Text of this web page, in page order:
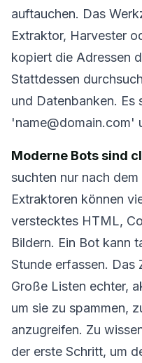
Kopieren
Ausgewählte
Nächste
ABSENDER
Warten auf
auftauchen. Das
Extraktor, Harvester
kopiert die Adressen
Stattdessen
und Datenbanken. Es
'name@domain.com'
Moderne Bots sind
suchten nur nach
Extraktoren können
verstecktes HTML,
Bildern. Ein Bot kann
Stunde erfassen. Das
Große Listen echter,
um sie zu spammen,
anzugreifen. Zu
der erste Schritt, um